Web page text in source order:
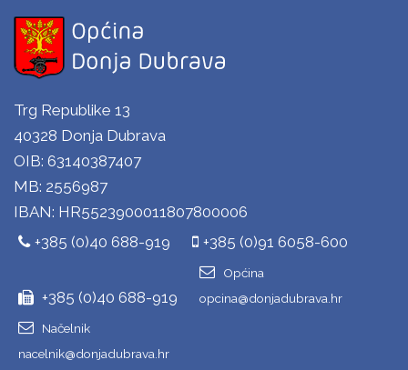
Trg Republike 13
40328 Donja Dubrava
OIB: 63140387407
MB: 2556987
IBAN: HR5523900011807800006
+385 (0)40 688-919
+385 (0)91 6058-600
+385 (0)40 688-919
Općina
opcina@donjadubrava.hr
Načelnik
nacelnik@donjadubrava.hr